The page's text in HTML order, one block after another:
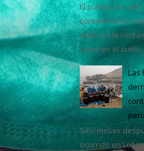
de México
El plástico es
contaminantes
notar en la
como en el
Las
Seis meses
ocurrido en